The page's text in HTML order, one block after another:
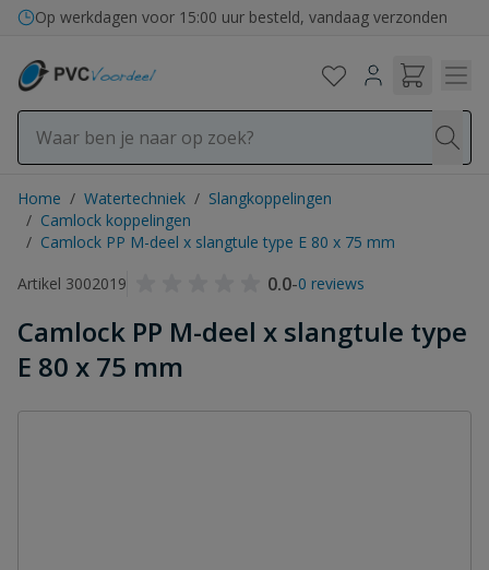
Ga naar de inhoud
Op werkdagen voor 15:00 uur besteld, vandaag verzonden
Home / Watertechniek / Slangkoppelingen
/ Camlock koppelingen
/ Camlock PP M-deel x slangtule type E 80 x 75 mm
Artikel 3002019
0.0-0 reviews
Camlock PP M-deel x slangtule type
E 80 x 75 mm